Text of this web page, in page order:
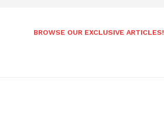
BROWSE OUR EXCLUSIVE ARTICLES!